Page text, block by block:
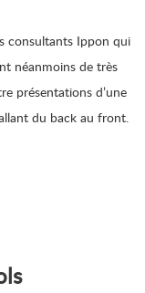
consultants Ippon qui
néanmoins de très
présentations d’une
du back au front.